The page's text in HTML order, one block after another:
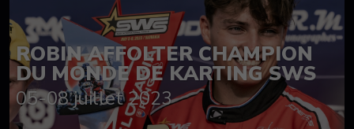
ROBIN AFFOLTER CHAMPION
DU MONDE DE KARTING SWS
05-08 juillet 2023